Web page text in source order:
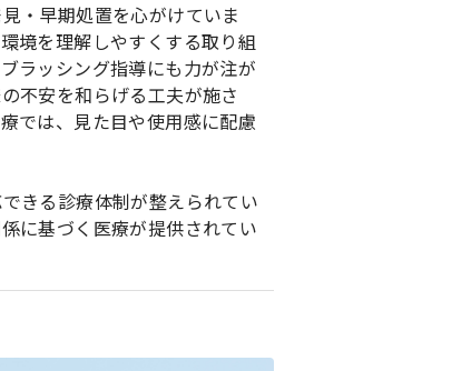
・早期処置を心がけていま
境を理解しやすくする取り組
ラッシング指導にも力が注が
不安を和らげる工夫が施さ
では、見た目や使用感に配慮
きる診療体制が整えられてい
に基づく医療が提供されてい